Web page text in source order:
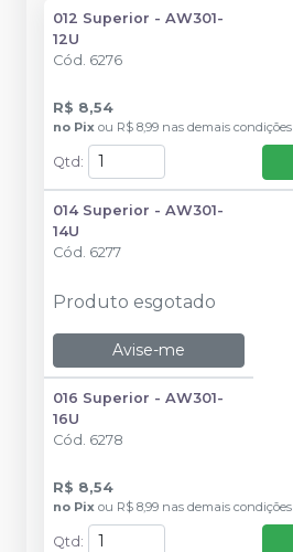
012 Superior - AW301-
12U
Cód. 6276
R$ 8,54
no Pix ou R$ 8,99 nas demais condições
Qtd :
014 Superior - AW301-
14U
Cód. 6277
Produto esgotado
Avise-me
016 Superior - AW301-
16U
Cód. 6278
R$ 8,54
no Pix ou R$ 8,99 nas demais condições
Qtd :